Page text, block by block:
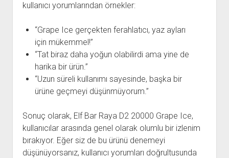
kullanıcı yorumlarından örnekler:
“Grape Ice gerçekten ferahlatıcı, yaz ayları
için mükemmel!”
“Tat biraz daha yoğun olabilirdi ama yine de
harika bir ürün.”
“Uzun süreli kullanımı sayesinde, başka bir
ürüne geçmeyi düşünmüyorum.”
Sonuç olarak, Elf Bar Raya D2 20000 Grape Ice,
kullanıcılar arasında genel olarak olumlu bir izlenim
bırakıyor. Eğer siz de bu ürünü denemeyi
düşünüyorsanız, kullanıcı yorumları doğrultusunda